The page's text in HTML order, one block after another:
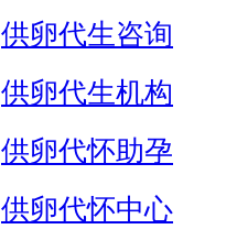
供卵代生咨询
供卵代生机构
供卵代怀助孕
供卵代怀中心